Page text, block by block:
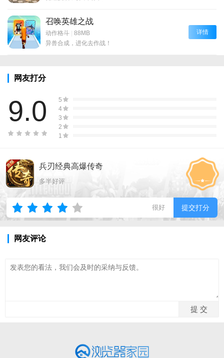
召唤英雄之战
动作格斗 | 88MB
异兽合成，进化去作战！
详情
网友打分
9.0
5
4
3
2
1
兵刃经典高爆传奇
多半好评
很好 提交打分
网友评论